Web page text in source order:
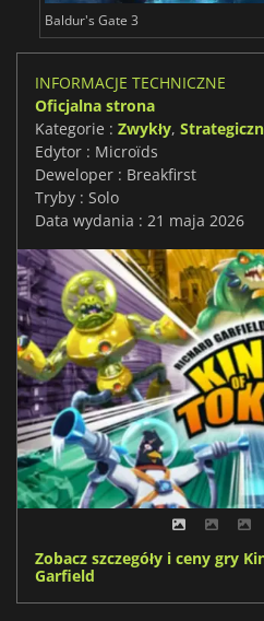
Baldur's Gate 3
INFORMACJE TECHNICZNE
Oficjalna strona
Kategorie : Zwykły,
Edytor : Microïds
Deweloper : Breakfirst
Tryby : Solo
Data wydania : 21 maja 2026
Zobacz szczegóły i ceny gry
Garfield